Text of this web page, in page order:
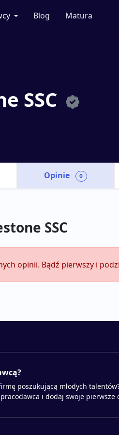
Blog Matura
SSC
Opinie 0
SSC
opinii. Bądź pierwszy i
poszukującą młodych
i dodaj swoje pierwsze